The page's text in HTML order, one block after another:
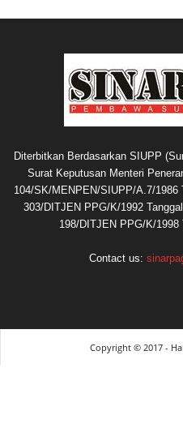
Diterbitkan Berdasarkan SIUPP
Surat Keputusan Menteri
104/SK/MENPEN/SIUPP/A.7/1986
303/DITJEN PPG/K/1992
198/DITJEN PPG/K/1998
Contact us:
Copyright © 2017 -